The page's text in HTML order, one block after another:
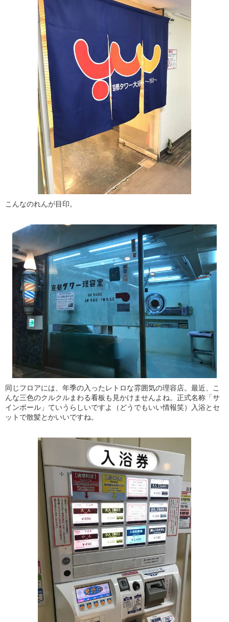
こんなのれんが目印。
同じフロアには、年季の入ったレトロな雰囲気の理容店。最近、こ
んな三色のクルクルまわる看板も見かけませんよね。正式名称「サ
インポール」ていうらしいですよ（どうでもいい情報笑）入浴とセ
ットで散髪とかいいですね。